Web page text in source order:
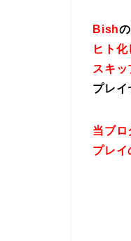
Bish
ヒト
スキ
プレイ
当ブロ
プレイ